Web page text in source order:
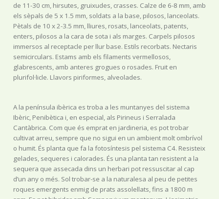
de 11-30 cm, hirsutes, gruixudes, crasses. Calze de 6-8 mm, amb
els sèpals de 5 x 1.5 mm, soldats a la base, pilosos, lanceolats.
Pètals de 10 x 2-3.5 mm, lliures, rosats, lanceolats, patents,
enters, pilosos a la cara de sota i als marges. Carpels pilosos
immersos al receptacle per llur base. Estils recorbats. Nectaris
semicirculars. Estams amb els filaments vermellosos,
glabrescents, amb anteres grogues o rosades. Fruit en
plurifol·licle. Llavors piriformes, alveolades.
A la península ibèrica es troba a les muntanyes del sistema
Ibèric, Penibètica i, en especial, als Pirineus i Serralada
Cantàbrica. Com que és emprat en jardineria, es pot trobar
cultivat arreu, sempre que no sigui en un ambient molt ombrívol
o humit. És planta que fa la fotosíntesis pel sistema C4. Resisteix
gelades, sequeres i calorades. És una planta tan resistent a la
sequera que assecada dins un herbari pot ressuscitar al cap
d’un any o més. Sol trobar-se a la naturalesa al peu de petites
roques emergents enmig de prats assolellats, fins a 1800 m